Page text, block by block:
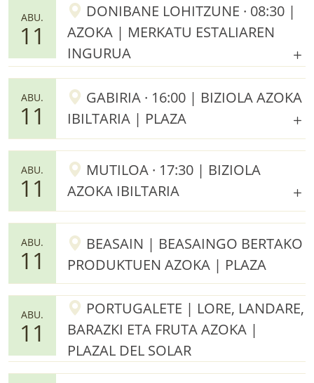
ABU.
11
DONIBANE LOHITZUNE · 08:30 |
AZOKA | MERKATU ESTALIAREN
INGURUA
ABU.
11
GABIRIA · 16:00 | BIZIOLA AZOKA
IBILTARIA | PLAZA
ABU.
11
MUTILOA · 17:30 | BIZIOLA
AZOKA IBILTARIA
ABU.
11
BEASAIN | BEASAINGO BERTAKO
PRODUKTUEN AZOKA | PLAZA
ABU.
11
PORTUGALETE | LORE, LANDARE,
BARAZKI ETA FRUTA AZOKA |
PLAZAL DEL SOLAR